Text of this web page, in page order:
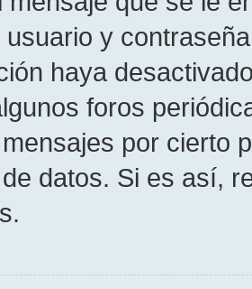
usuario y
haya
foros
por cierto
datos. Si es así,